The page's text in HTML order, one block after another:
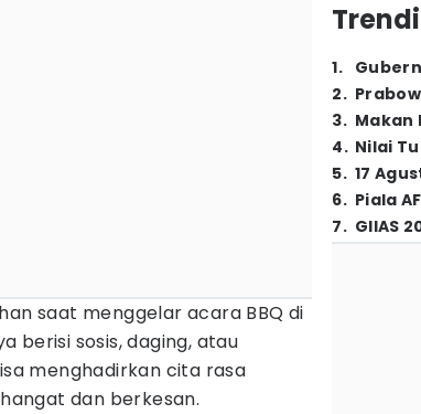
saat menggelar acara BBQ di
berisi sosis, daging, atau
menghadirkan cita rasa
dan berkesan.
1.
2.
3. Makan
4. Nilai
5. 17
6. Piala
7. GIIAS